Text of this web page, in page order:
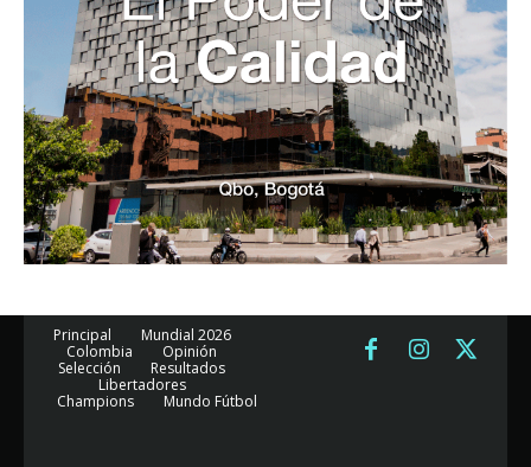
Principal
Mundial 2026
Colombia
Opinión
Selección
Resultados
Libertadores
Champions
Mundo Fútbol